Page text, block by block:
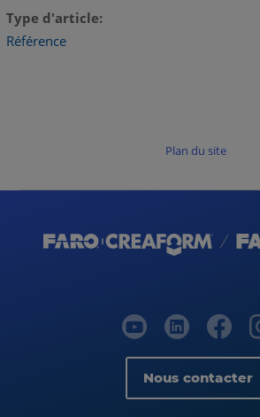
Type d'article
Référence
Plan du site
Nous contacter